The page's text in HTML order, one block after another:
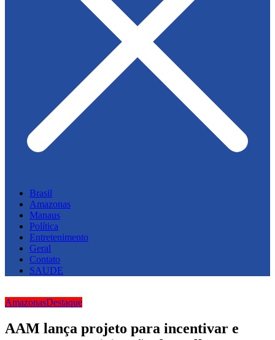
Brasil
Amazonas
Manaus
Política
Entretenimento
Geral
Contato
SAUDE
AmazonasDestaque
AAM lança projeto para incentivar e